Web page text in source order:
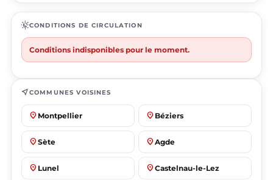
routineCONDITIONS DE CIRCULATION
Conditions indisponibles pour le moment.
near_meCOMMUNES VOISINES
place Montpellier place Béziers
place Sète place Agde
place Lunel place Castelnau-le-Lez